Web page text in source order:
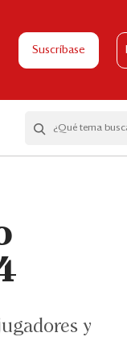
Suscríbase
y